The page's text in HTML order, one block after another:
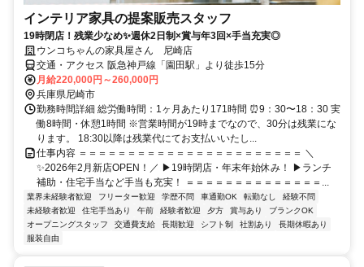
インテリア家具の提案販売スタッフ
19時閉店！残業少なめ✨週休2日制×賞与年3回×手当充実◎
ウンコちゃんの家具屋さん 尼崎店
交通・アクセス 阪急神戸線「園田駅」より徒歩15分
月給220,000円～260,000円
兵庫県尼崎市
勤務時間詳細 総労働時間：1ヶ月あたり171時間 ⏰9：30〜18：30 実
働8時間・休憩1時間 ※営業時間が19時までなので、30分は残業にな
ります。 18:30以降は残業代にてお支払いいたし...
仕事内容 ＝＝＝＝＝＝＝＝＝＝＝＝＝＝＝＝＝＝＝＝＝＝＝ ＼
✨2026年2月新店OPEN！／ ▶︎19時閉店・年末年始休み！ ▶︎ランチ
補助・住宅手当など手当も充実！ ＝＝＝＝＝＝＝＝＝＝＝＝＝＝...
業界未経験者歓迎 フリーター歓迎 学歴不問 車通勤OK 転勤なし
経験不問
未経験者歓迎
住宅手当あり 午前 経験者歓迎 夕方 賞与あり
ブランクOK
オープニングスタッフ
交通費支給 長期歓迎 シフト制 社割あり
長期休暇あり
服装自由